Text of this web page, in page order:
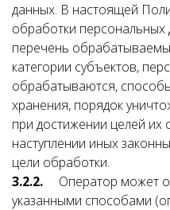
данных. В настоящей
обработки персональных
перечень
категории субъектов,
обрабатываются,
хранения, порядок
при достижении целей их
наступлении иных
цели обработки.
3.2.2. Оператор может
указанными способами